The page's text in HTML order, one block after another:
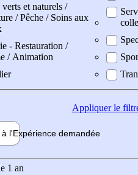
verts et naturels /
/ Pêche / Soins aux
- Restauration /
/ Animation
Appliquerle
l'Expérience demandée
1 an